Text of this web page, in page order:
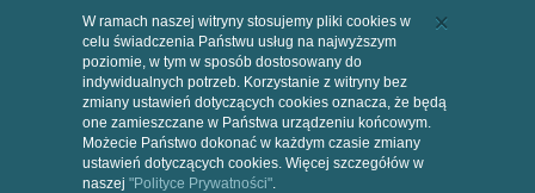
W ramach naszej witryny stosujemy pliki cookies w
celu świadczenia Państwu usług na najwyższym
poziomie, w tym w sposób dostosowany do
indywidualnych potrzeb. Korzystanie z witryny bez
zmiany ustawień dotyczących cookies oznacza, że będą
one zamieszczane w Państwa urządzeniu końcowym.
Możecie Państwo dokonać w każdym czasie zmiany
ustawień dotyczących cookies. Więcej szczegółów w
naszej "Polityce Prywatności".